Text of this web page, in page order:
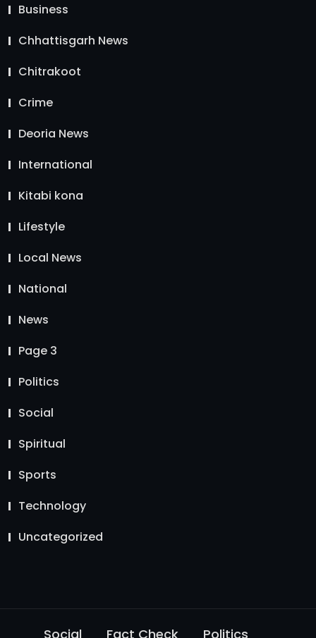
Business
Chhattisgarh News
Chitrakoot
Crime
Deoria News
International
Kitabi kona
Lifestyle
Local News
National
News
Page 3
Politics
Social
Spiritual
Sports
Technology
Uncategorized
Social Fact Check Politics